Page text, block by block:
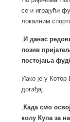
се и играјући
локалним
И данас
позив
постојања
Иако је у Котор
догађај.
Када смо
колу Купа за